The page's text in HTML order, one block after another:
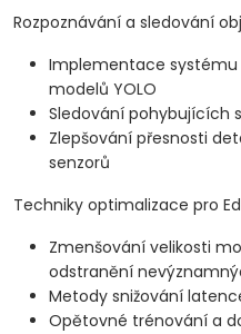
Rozpoznávání a sledování
Implementace
modelů YOLO
Sledování pohybujících
Zlepšování přesnosti
senzorů
Techniky optimalizace pro
Zmenšování velikosti
odstranění
Metody snižování
Opětovné trénování a